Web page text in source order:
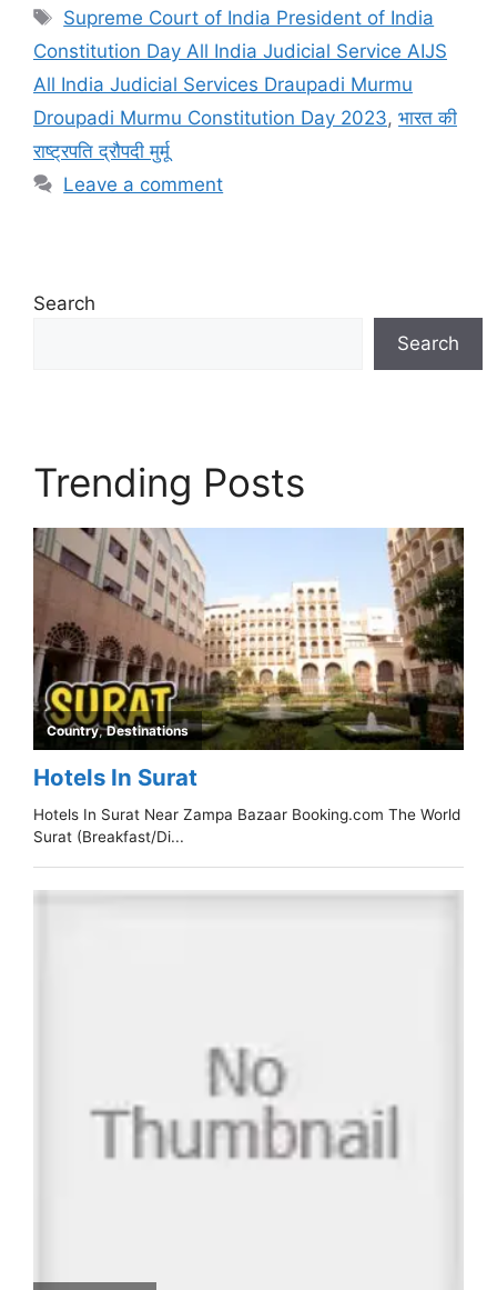
Tags
Supreme Court of India President of India
Constitution Day All India Judicial Service AIJS
All India Judicial Services Draupadi Murmu
Droupadi Murmu Constitution Day 2023, भारत की
राष्ट्रपति द्रौपदी मुर्मू
Leave a comment
Search
Search
Trending Posts